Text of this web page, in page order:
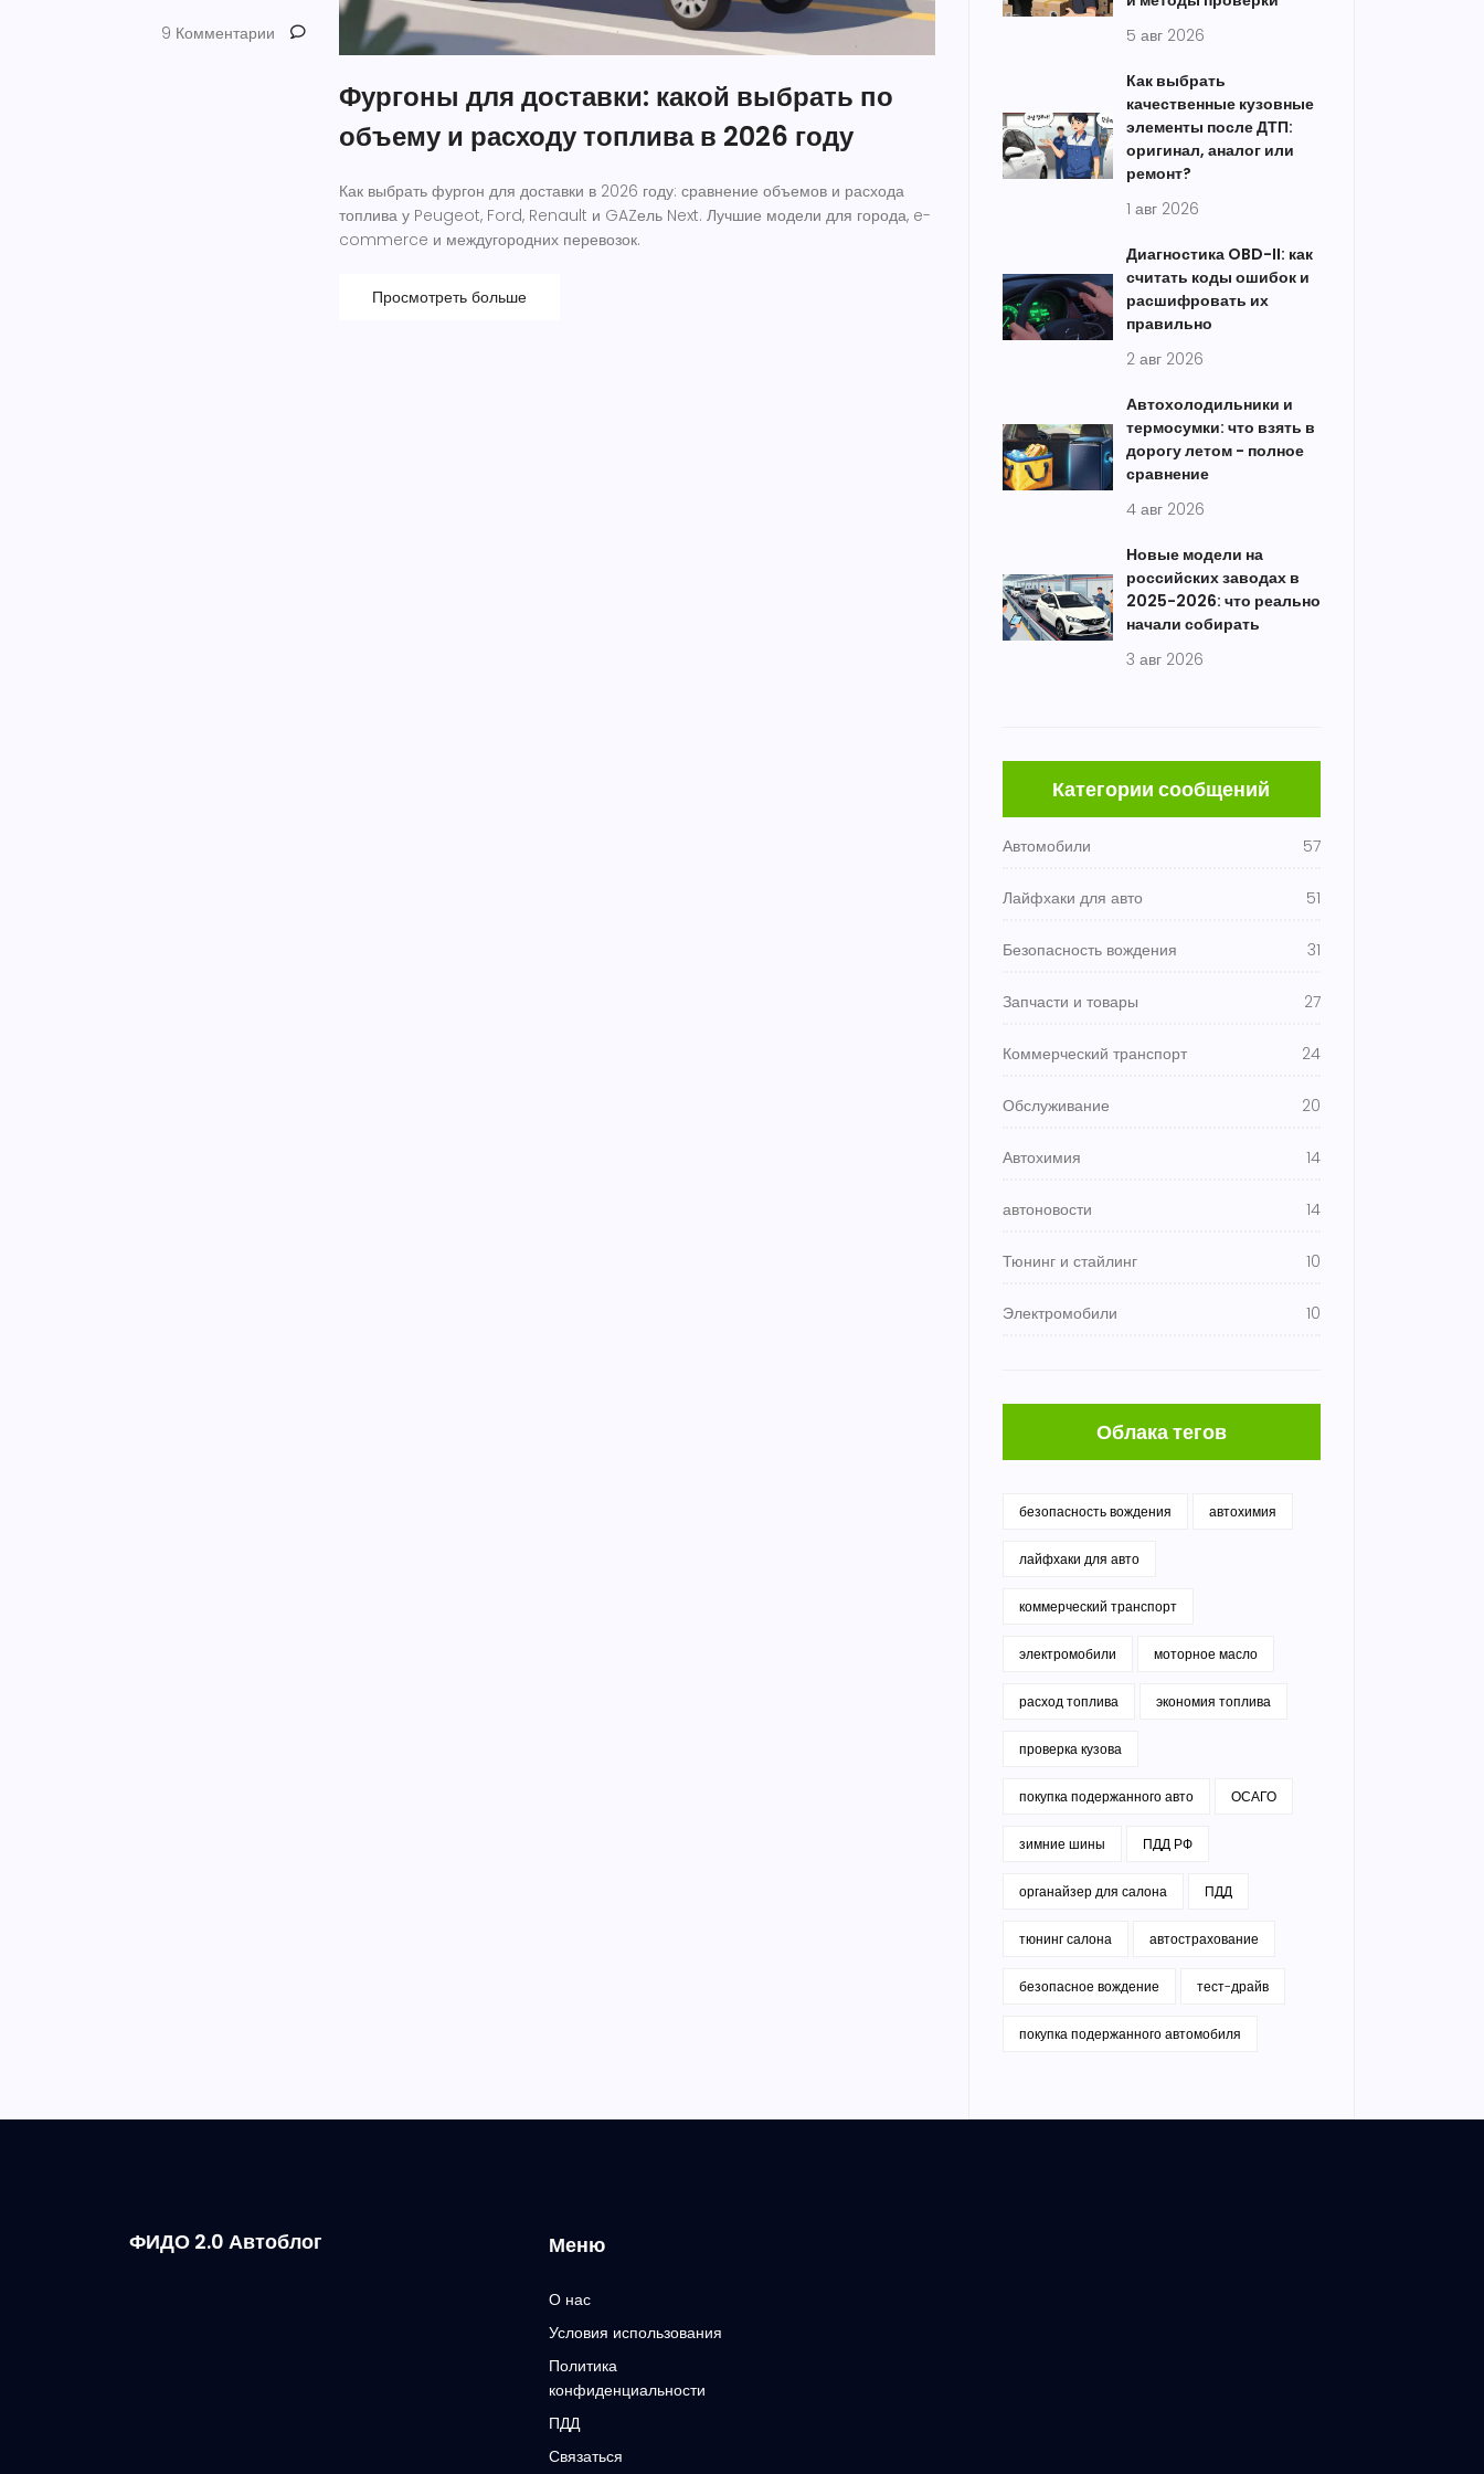
9 Комментарии
Фургоны для доставки: какой выбрать по
объему и расходу топлива в 2026 году
Как выбрать фургон для доставки в 2026 году: сравнение объемов и расхода
топлива у Peugeot, Ford, Renault и GAZель Next. Лучшие модели для города, e-
commerce и междугородних перевозок.
Просмотреть больше
5 авг 2026
Как выбрать
качественные кузовные
элементы после ДТП:
оригинал, аналог или
ремонт?
1 авг 2026
Диагностика OBD-II: как
считать коды ошибок и
расшифровать их
правильно
2 авг 2026
Автохолодильники и
термосумки: что взять в
дорогу летом - полное
сравнение
4 авг 2026
Новые модели на
российских заводах в
2025-2026: что реально
начали собирать
3 авг 2026
Категории сообщений
Автомобили 57
Лайфхаки для авто 51
Безопасность вождения 31
Запчасти и товары 27
Коммерческий транспорт 24
Обслуживание 20
Автохимия 14
автоновости 14
Тюнинг и стайлинг 10
Электромобили 10
Облака тегов
безопасность вождения автохимия
лайфхаки для авто
коммерческий транспорт
электромобили моторное масло
расход топлива экономия топлива
проверка кузова
покупка подержанного авто ОСАГО
зимние шины ПДД РФ
органайзер для салона ПДД
тюнинг салона автострахование
безопасное вождение тест-драйв
покупка подержанного автомобиля
ФИДО 2.0 Автоблог Меню
О нас
Условия использования
Политика
конфиденциальности
ПДД
Связаться